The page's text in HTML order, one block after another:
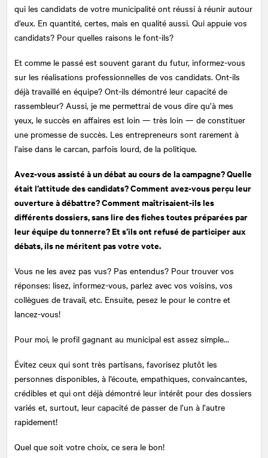
qui les candidats de votre municipalité ont réussi à réunir autour
d’eux. En quantité, certes, mais en qualité aussi. Qui appuie vos
candidats? Pour quelles raisons le font-ils?
Et comme le passé est souvent garant du futur, informez-vous
sur les réalisations professionnelles de vos candidats. Ont-ils
déjà travaillé en équipe? Ont-ils démontré leur capacité de
rassembleur? Aussi, je me permettrai de vous dire qu’à mes
yeux, le succès en affaires est loin — très loin — de constituer
une promesse de succès. Les entrepreneurs sont rarement à
l’aise dans le carcan, parfois lourd, de la politique.
Avez-vous assisté à un débat au cours de la campagne? Quelle
était l’attitude des candidats? Comment avez-vous perçu leur
ouverture à débattre? Comment maîtrisaient-ils les
différents dossiers, sans lire des fiches toutes préparées par
leur équipe du tonnerre? Et s’ils ont refusé de participer aux
débats, ils ne méritent pas votre vote.
Vous ne les avez pas vus? Pas entendus? Pour trouver vos
réponses: lisez, informez-vous, parlez avec vos voisins, vos
collègues de travail, etc. Ensuite, pesez le pour le contre et
lancez-vous!
Pour moi, le profil gagnant au municipal est assez simple…
Évitez ceux qui sont très partisans, favorisez plutôt les
personnes disponibles, à l’écoute, empathiques, convaincantes,
crédibles et qui ont déjà démontré leur intérêt pour des dossiers
variés et, surtout, leur capacité de passer de l’un à l’autre
rapidement!
Quel que soit votre choix, ce sera le bon!